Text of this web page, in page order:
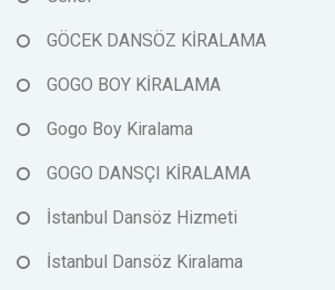
GÖCEK DANSÖZ KİRALAMA
GOGO BOY KİRALAMA
Gogo Boy Kiralama
GOGO DANSÇI KİRALAMA
İstanbul Dansöz Hizmeti
İstanbul Dansöz Kiralama